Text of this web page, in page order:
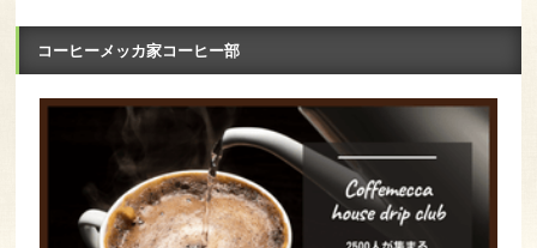
コーヒーメッカ家コーヒー部